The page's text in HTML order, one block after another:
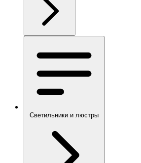
Светильники и люстры